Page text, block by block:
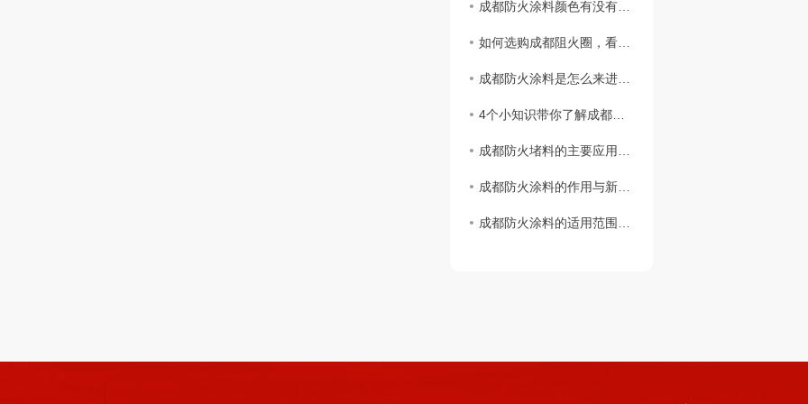
成都防火涂料颜色有没有不同颜色？
如何选购成都阻火圈，看完这篇您就知道啦！
成都防火涂料是怎么来进行施工的
4个小知识带你了解成都阻火圈安装标准
成都防火堵料的主要应用范围
成都防火涂料的作用与新型防火材料
成都防火涂料的适用范围与区分